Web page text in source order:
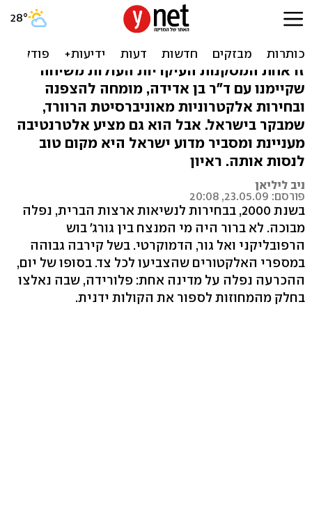
אין הצדקה לבחירות
אלקטרוניות בישראל
זו אחת המסקנות העיקריות העולות משיחה
שקיימנו עם ד"ר בן אדידה, מומחה להצפנה
ובחירות אלקטרוניות מאוניברסיטת הרוורד,
שמבקר בישראל. אבל הוא גם מציע אלטרנטיבה
מעניינת ומסביר מדוע ישראל היא מקום טוב
לנסות אותה. ראיון
ניב ליליאן
פורסם: 23.05.09, 20:08
בשנת 2000, בבחירות לנשיאות ארצות הברית, נפלה
מבוכה. לא ברור היה מי המנצח בין גורג' בוש
הרפובליקני ואל גור, הדמוקרטי. בשל קירבה גבוהה
במספרי האלקטורים שהצביעו לכל צד. בסופו של יום,
ההכרעה נפלה על מדינה אחת: פלורידה, שבה נאלצו
בחלק מהמחוזות לספור את הקולות ידנית.